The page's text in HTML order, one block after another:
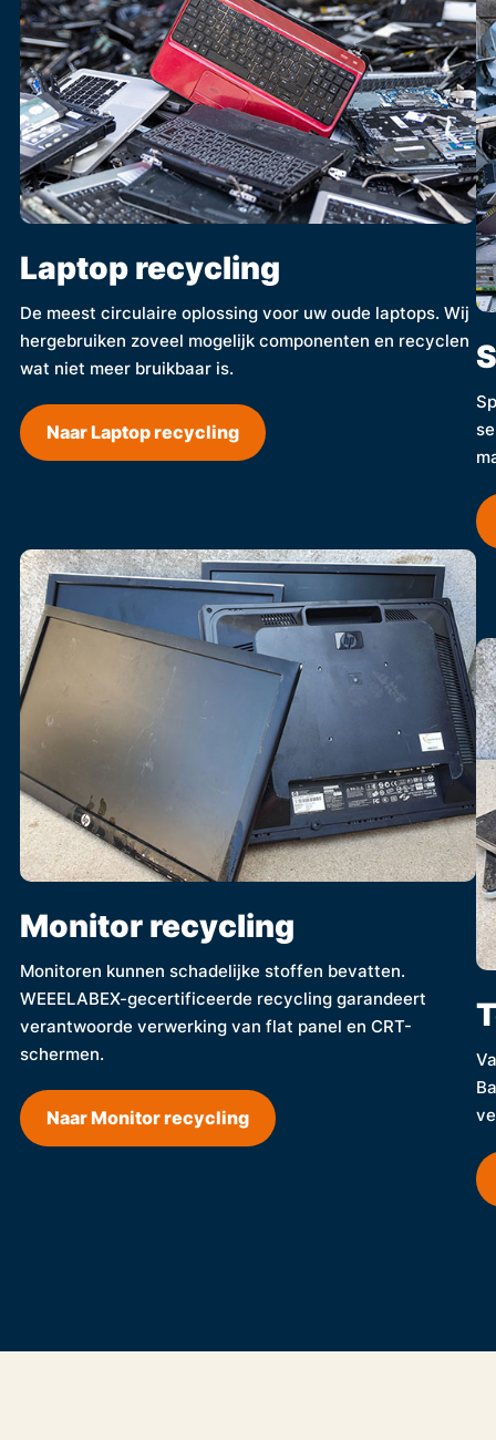
Laptop recycling
De meest circulaire oplossing voor uw oude laptops. Wij
hergebruiken zoveel mogelijk componenten en recyclen
wat niet meer bruikbaar is.
Naar Laptop recycling
Monitor recycling
Monitoren kunnen schadelijke stoffen bevatten.
WEEELABEX-gecertificeerde recycling garandeert
verantwoorde verwerking van flat panel en CRT-
schermen.
Naar Monitor recycling